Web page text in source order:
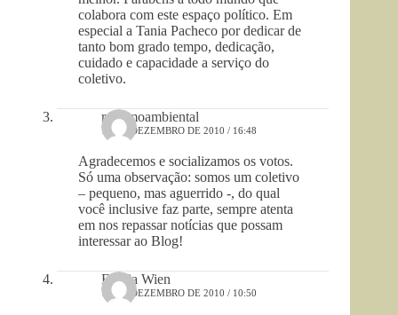
colabora com este espaço político. Em
especial a Tania Pacheco por dedicar de
tanto bom grado tempo, dedicação,
cuidado e capacidade a serviço do
coletivo.
racismoambiental
18 DE DEZEMBRO DE 2010 / 16:48
Agradecemos e socializamos os votos.
Só uma observação: somos um coletivo
– pequeno, mas aguerrido -, do qual
você inclusive faz parte, sempre atenta
em nos repassar notícias que possam
interessar ao Blog!
Emilia Wien
18 DE DEZEMBRO DE 2010 / 10:50